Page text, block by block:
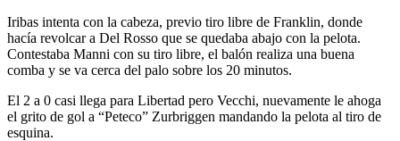
Iribas intenta con la cabeza, previo tiro libre de Franklin, donde
hacía revolcar a Del Rosso que se quedaba abajo con la pelota.
Contestaba Manni con su tiro libre, el balón realiza una buena
comba y se va cerca del palo sobre los 20 minutos.
El 2 a 0 casi llega para Libertad pero Vecchi, nuevamente le ahoga
el grito de gol a “Peteco” Zurbriggen mandando la pelota al tiro de
esquina.